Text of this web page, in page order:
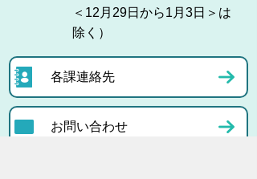
＜12月29日から1月3日＞は
除く）
各課連絡先
お問い合わせ